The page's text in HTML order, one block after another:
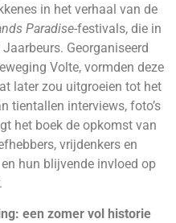
in het verhaal van de
Paradise-festivals, die in
Georganiseerd
Volte, vormden deze
later zou uitgroeien tot het
tientallen interviews, foto’s
het boek de opkomst van
vrijdenkers en
hun blijvende invloed op
een zomer vol historie